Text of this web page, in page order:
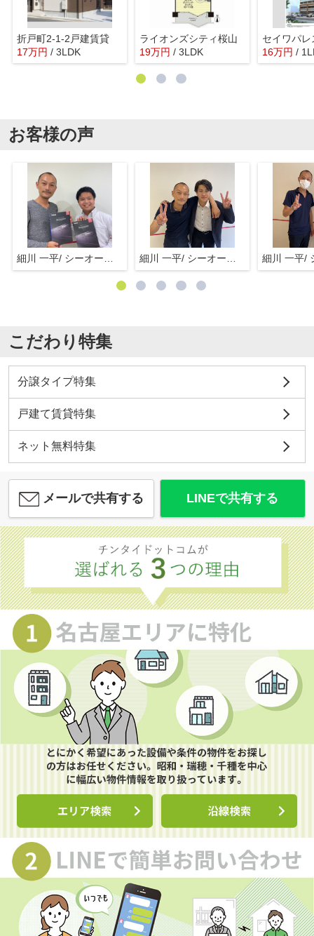
折戸町2-1-2戸建賃貸
17万円 / 3LDK
ライオンズシティ桜山
19万円 / 3LDK
セイワパ
16万円 /
お客様の声
こだわり特集
分譲タイプ特集
戸建て賃貸特集
ネット無料特集
メールで共有する LINEで共有する